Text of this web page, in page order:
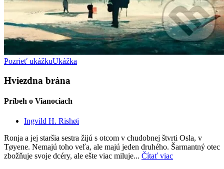
Pozrieť ukážkuUkážka
Hviezdna brána
Príbeh o Vianociach
Ingvild H. Rishøi
Ronja a jej staršia sestra žijú s otcom v chudobnej štvrti Osla, v
Tøyene. Nemajú toho veľa, ale majú jeden druhého. Šarmantný otec
zbožňuje svoje dcéry, ale ešte viac miluje... Čítať viac